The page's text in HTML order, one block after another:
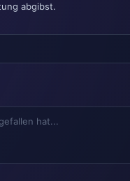
abgibst.